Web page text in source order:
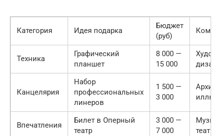
Категория Идея подарка
Бюджет
(руб)
Кому
Техника
Графический
планшет
8 000 —
15 000
Канцелярия
Набор
профессиональных
линеров
1 500 —
3 000
Впечатления
Билет в Оперный
театр
3 000 —
7 000